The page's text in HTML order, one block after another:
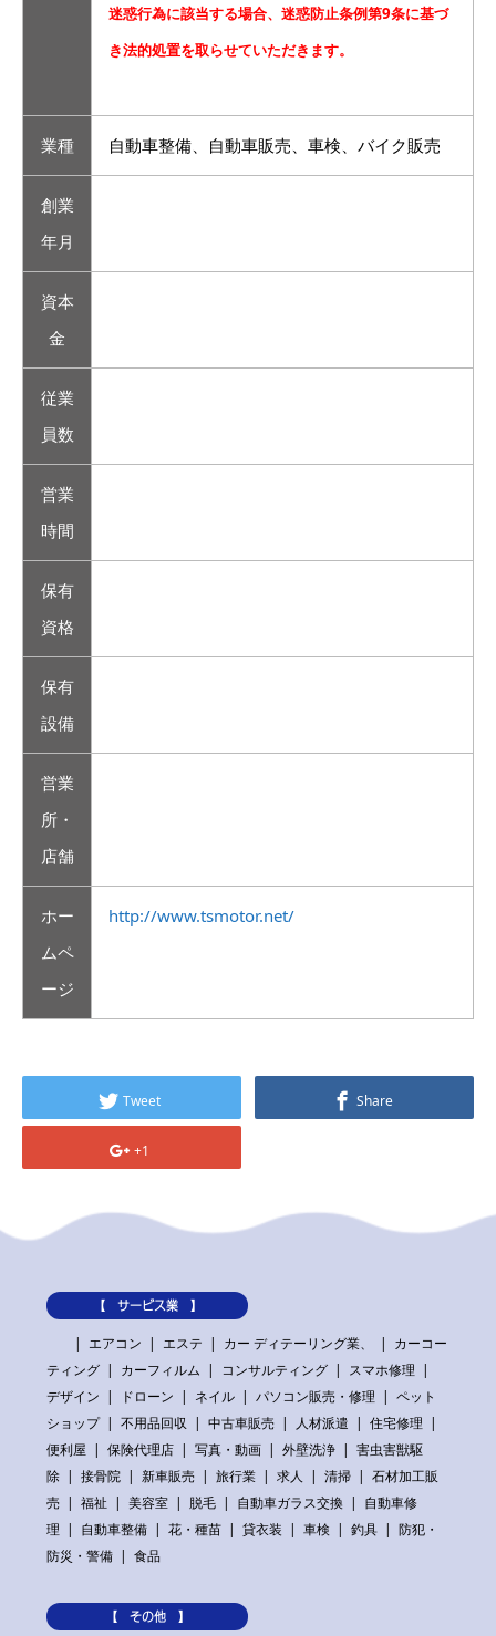
迷惑行為に該当する場合、迷惑防止条例第9条に基づ
き法的処置を取らせていただきます。
業種 自動車整備、自動車販売、車検、バイク販売
創業
年月
資本
金
従業
員数
営業
時間
保有
資格
保有
設備
営業
所・
店舗
ホー
ムペ
ージ
http://www.tsmotor.net/
Tweet Share
+1
【 サービス業 】
エアコン
エステ カー ディテーリング業、
カーコー
ティング
カーフィルム コンサルティング
スマホ修理
デザイン
ドローン ネイル パソコン販売・修理
ペット
ショップ
不用品回収 中古車販売 人材派遣
住宅修理
便利屋
保険代理店 写真・動画 外壁洗浄
害虫害獣駆
除
接骨院 新車販売 旅行業 求人 清掃
石材加工販
売
福祉 美容室 脱毛 自動車ガラス交換
自動車修
理
自動車整備 花・種苗 貸衣装 車検 釣具
防犯・
防災・警備
食品
【 その他 】